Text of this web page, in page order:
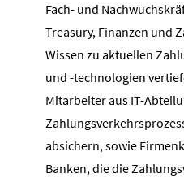
Fach- und
Treasury, Finanzen und
Wissen zu aktuellen
und -technologien
Mitarbeiter aus IT-
absichern, sowie
Banken, die die